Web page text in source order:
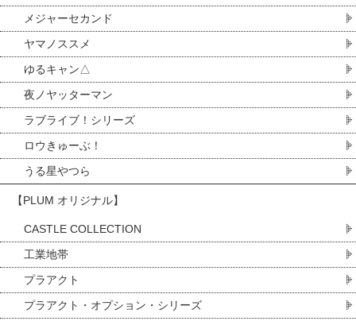
メジャーセカンド
ヤマノススメ
ゆるキャン△
夜ノヤッターマン
ラブライブ！シリーズ
ロウきゅーぶ！
うる星やつら
【PLUM オリジナル】
CASTLE COLLECTION
工業地帯
プラアクト
プラアクト・オプション・シリーズ